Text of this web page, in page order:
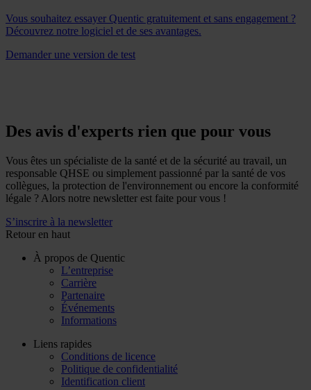
Vous souhaitez essayer Quentic gratuitement et sans engagement ?
Découvrez notre logiciel et de ses avantages.
Demander une version de test
Des avis d'experts rien que pour vous
Vous êtes un spécialiste de la santé et de la sécurité au travail, un
responsable QHSE ou simplement passionné par la santé de vos
collègues, la protection de l'environnement ou encore la conformité
légale ? Alors notre newsletter est faite pour vous !
S’inscrire à la newsletter
Retour en haut
À propos de Quentic
L’entreprise
Carrière
Partenaire
Événements
Informations
Liens rapides
Conditions de licence
Politique de confidentialité
Identification client